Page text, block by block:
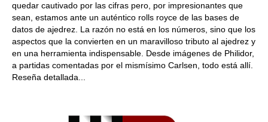
quedar cautivado por las cifras pero, por impresionantes que
sean, estamos ante un auténtico rolls royce de las bases de
datos de ajedrez. La razón no está en los números, sino que los
aspectos que la convierten en un maravilloso tributo al ajedrez y
en una herramienta indispensable. Desde imágenes de Philidor,
a partidas comentadas por el mismísimo Carlsen, todo está allí.
Reseña detallada...